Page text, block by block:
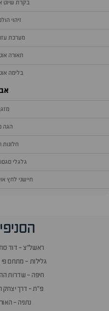
בקרת שיוט
זיהוי
מערכת
תאורה
בלימה
הגה
חלונות
גלגלי
חיישני לחץ
ראשל״צ - דוד סחרוב 7,
גלילות - מתחם פי
חיפה - שדרות
פ״ת - דרך יצחק רבין 5,
נתניה - האורזים